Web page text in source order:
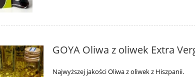
GOYA Oliwa z oliwek Extra
Najwyższej jakości Oliwa z oliwek z Hiszpanii.